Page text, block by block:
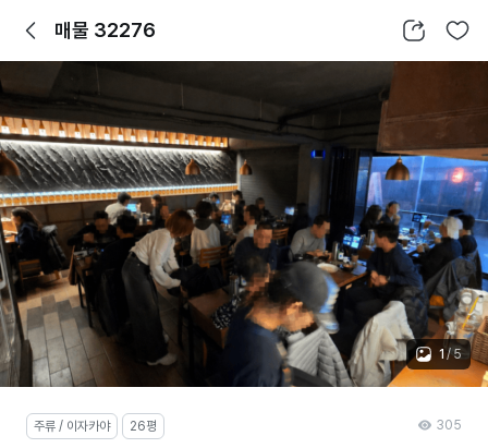
뒤로가기매물 32276 공유하기 찜하기
1 /5
주류 / 이자카야 26평 305